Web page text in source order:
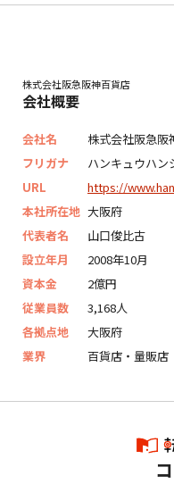
株式会社阪急阪神百貨店
会社概要
会社名
株式会社阪急阪
フリガナ
ハンキュウハン
URL
https://
本社所在地 大阪府
代表者名
山口俊比古
設立年月
2008年10月
資本金
2億円
従業員数
3,168人
各拠点地
大阪府
業界
百貨店・量販店